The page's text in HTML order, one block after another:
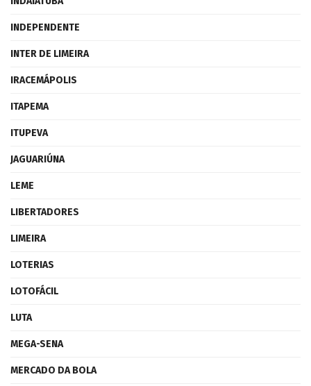
INDEPENDENTE
INTER DE LIMEIRA
IRACEMÁPOLIS
ITAPEMA
ITUPEVA
JAGUARIÚNA
LEME
LIBERTADORES
LIMEIRA
LOTERIAS
LOTOFÁCIL
LUTA
MEGA-SENA
MERCADO DA BOLA